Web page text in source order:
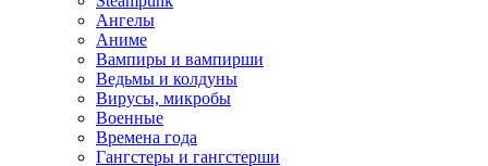
Ангелы
Аниме
Вампиры и вампирши
Ведьмы и колдуны
Вирусы, микробы
Военные
Времена года
Гангстеры и гангстерши